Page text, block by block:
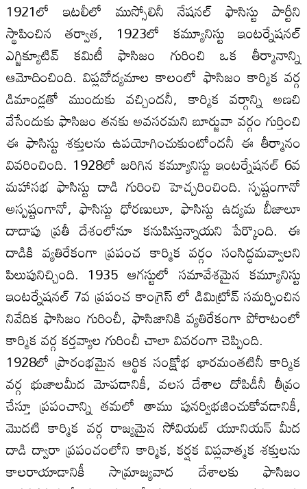
1921లో ఇటలీలో ముస్సోలినీ నేషనల్ ఫాసిస్టు పార్టీని
స్థాపించిన తర్వాత, 1923లో కమ్యూనిస్టు ఇంటర్నేషనల్
ఎగ్జిక్యూటివ్ కమిటీ ఫాసిజం గురించి ఒక తీర్మానాన్ని
ఆమోదించింది. విప్లవోద్యమాల కాలంలో ఫాసిజం కార్మిక వర్గ
డిమాండ్లతో ముందుకు వచ్చిందనీ, కార్మిక వర్గాన్ని అణచి
వేసేందుకు ఫాసిజం తనకు అవసరమని బూర్జువా వర్గం గుర్తించి
ఈ ఫాసిస్టు శక్తులను ఉపయోగించుకుంటోందనీ ఈ తీర్మానం
వివరించింది. 1928లో జరిగిన కమ్యూనిస్టు ఇంటర్నేషనల్ 6వ
మహాసభ ఫాసిస్టు దాడి గురించి హెచ్చరించింది. స్పష్టంగానో
అస్పష్టంగానో, ఫాసిస్టు ధోరణులూ, ఫాసిస్టు ఉద్యమ బీజాలూ
దాదాపు ప్రతీ దేశంలోనూ కనుపిస్తున్నాయని పేర్కొంది. ఈ
దాడికి వ్యతిరేకంగా ప్రపంచ కార్మిక వర్గం సంసిద్ధమవ్వాలని
పిలుపునిచ్చింది. 1935 ఆగస్టులో సమావేశమైన కమ్యూనిస్టు
ఇంటర్నేషనల్ 7వ ప్రపంచ కాంగ్రెస్ లో డిమిట్రోవ్ సమర్పించిన
నివేదిక ఫాసిజం గురించీ, ఫాసిజానికి వ్యతిరేకంగా పోరాటంలో
కార్మిక వర్గ కర్తవ్యాల గురించీ చాలా వివరంగా చెప్పింది.
1928లో ప్రారంభమైన ఆర్థిక సంక్షోభ భారమంతటినీ కార్మిక
వర్గ భుజాలమీద మోపడానికీ, వలస దేశాల దోపిడీనీ తీవ్రం
చేస్తూ ప్రపంచాన్ని తమలో తాము పునర్విభజించుకోవడానికీ,
మొదటి కార్మిక వర్గ రాజ్యమైన సోవియట్ యూనియన్ మీద
దాడి ద్వారా ప్రపంచంలోని కార్మిక, కర్షక విప్లవాత్మక శక్తులను
కాలరాయాడానికీ సామ్రాజ్యవాద దేశాలకు ఫాసిజం